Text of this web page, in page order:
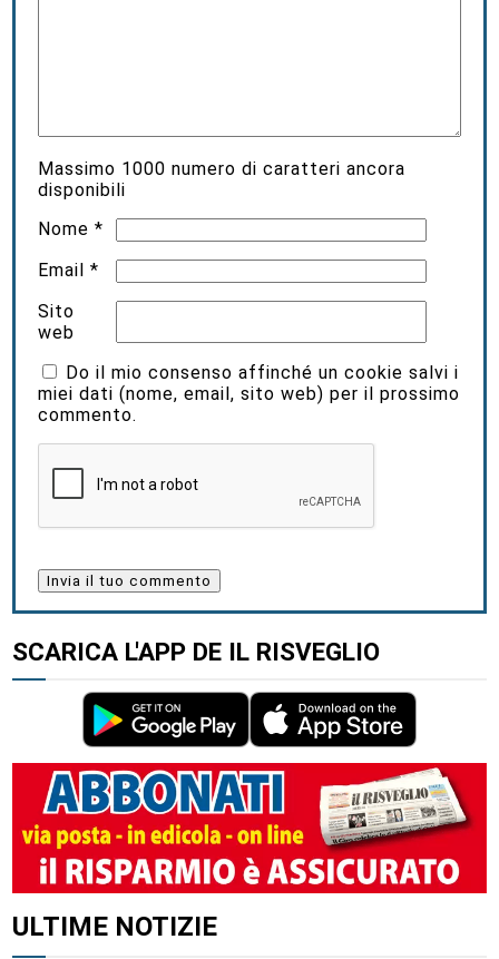
Massimo 1000 numero di caratteri ancora
disponibili
Nome*
Email*
Sito
web
Do il mio consenso affinché un cookie salvi i
miei dati (nome, email, sito web) per il prossimo
commento.
SCARICA L'APP DE IL RISVEGLIO
ULTIME NOTIZIE